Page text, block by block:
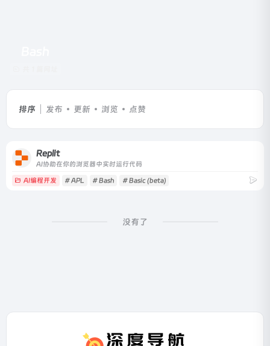
排序 发布 更新 浏览 点赞
Replit
AI协助在你的浏览器中实时运行代码
AI编程开发 # APL # Bash # Basic (beta)
没有了